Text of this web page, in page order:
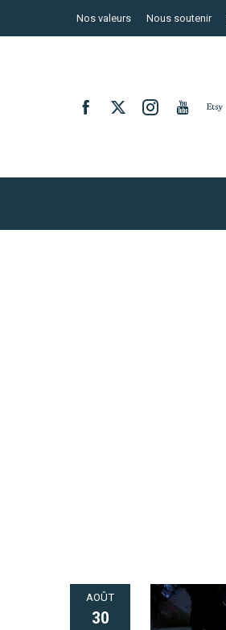
Nos valeurs Nous soutenir
AOÛT
30